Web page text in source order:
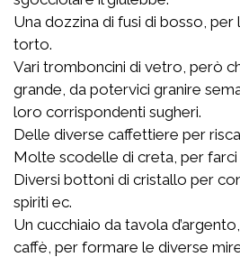
Una dozzina di fusi di bosso,
torto.
Vari tromboncini di vetro, però
grande, da potervici granire
loro corrispondenti sugheri.
Delle diverse caffettiere per
Molte scodelle di creta, per
Diversi bottoni di cristallo per
spiriti ec.
Un cucchiaio da tavola
caffè, per formare le diverse